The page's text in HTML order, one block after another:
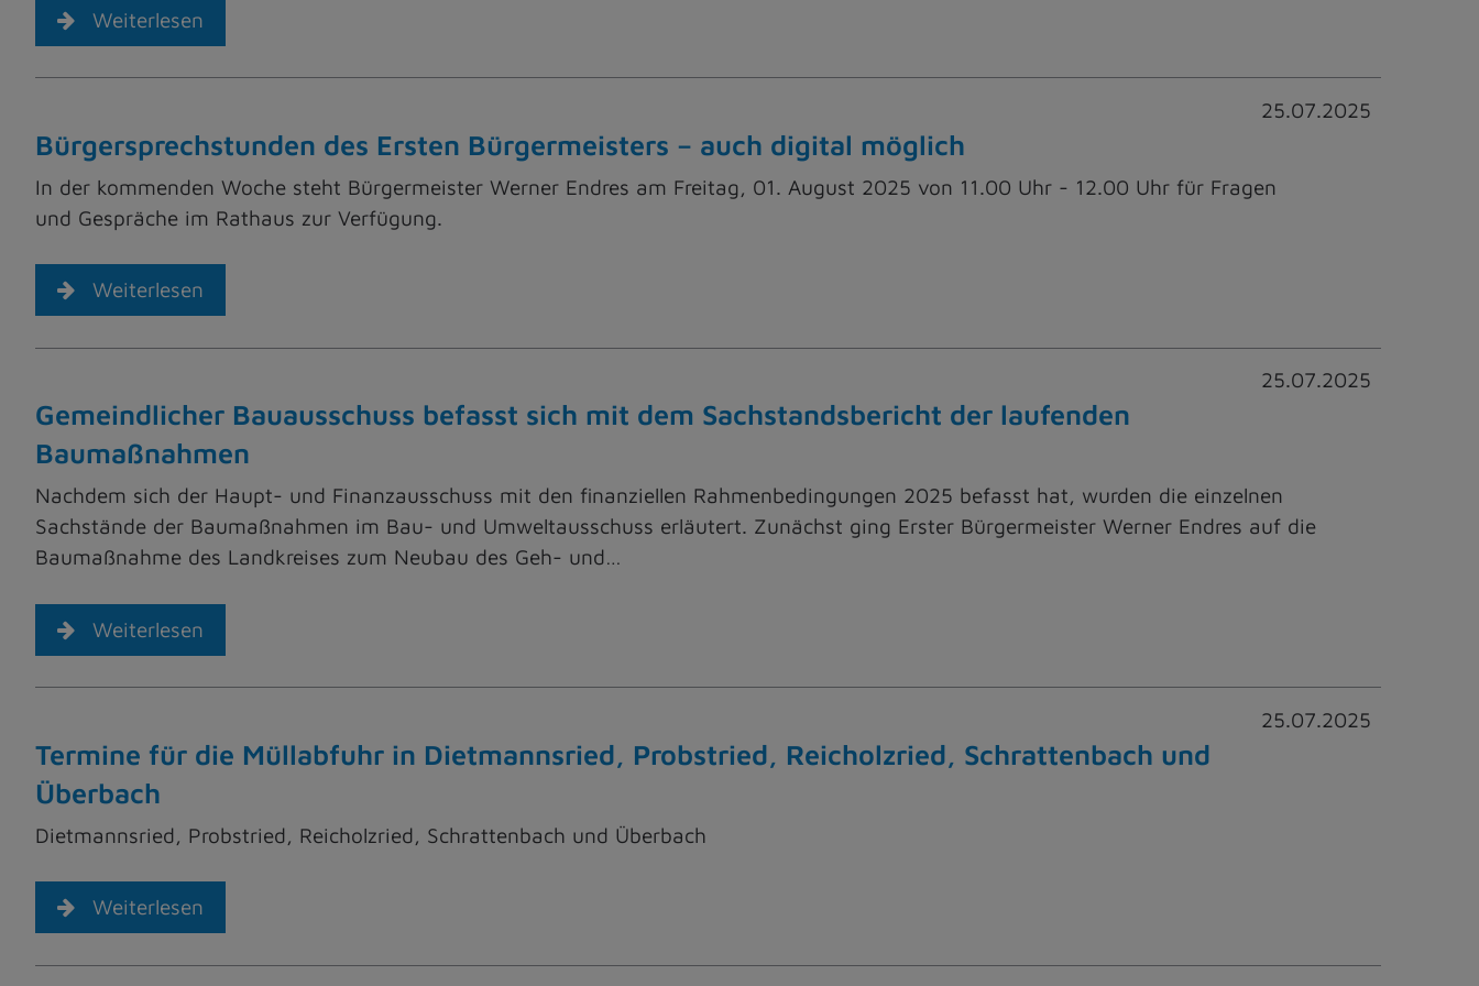
Weiterlesen
25.07.2025
Bürgersprechstunden des Ersten Bürgermeisters – auch digital möglich
In der kommenden Woche steht Bürgermeister Werner Endres am Freitag, 01. August 2025 von 11.00 Uhr - 12.00 Uhr für Fragen
und Gespräche im Rathaus zur Verfügung.
Weiterlesen
25.07.2025
Gemeindlicher Bauausschuss befasst sich mit dem Sachstandsbericht der laufenden
Baumaßnahmen
Nachdem sich der Haupt- und Finanzausschuss mit den finanziellen Rahmenbedingungen 2025 befasst hat, wurden die einzelnen
Sachstände der Baumaßnahmen im Bau- und Umweltausschuss erläutert. Zunächst ging Erster Bürgermeister Werner Endres auf die
Baumaßnahme des Landkreises zum Neubau des Geh- und…
Weiterlesen
25.07.2025
Termine für die Müllabfuhr in Dietmannsried, Probstried, Reicholzried, Schrattenbach und
Überbach
Dietmannsried, Probstried, Reicholzried, Schrattenbach und Überbach
Weiterlesen